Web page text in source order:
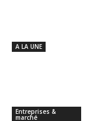
A LA UNE
Entreprises &
marché